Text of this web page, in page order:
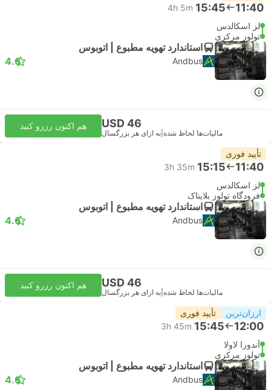
11:40
15:45
4h 5m
لز اسکالدس
تولوز مرکزی
استاندارد تهویه مطبوع | اتوبوس
Andbus
4.6
USD 46
مالیات‌ها لحاظ شده به ازای هر بزرگسال
هم اکنون رزرو کنید
تأیید فوری
11:40
15:15
3h 35m
لز اسکالدس
فرودگاه تولوز بلایناک
استاندارد تهویه مطبوع | اتوبوس
Andbus
4.6
USD 46
مالیات‌ها لحاظ شده به ازای هر بزرگسال
هم اکنون رزرو کنید
ارزان‌ترین تأیید فوری
12:00
15:45
3h 45m
آندورا لاولا
تولوز مرکزی
استاندارد تهویه مطبوع | اتوبوس
Andbus
4.6